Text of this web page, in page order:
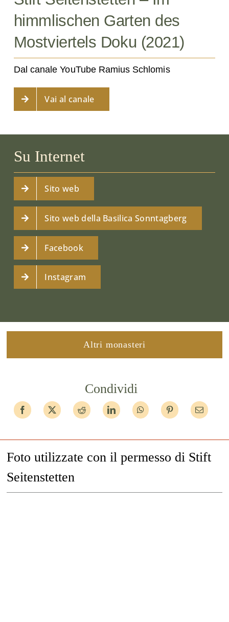
himmlischen Garten des
Mostviertels Doku (2021)
Dal canale YouTube Ramius Schlomis
Vai al canale
Su Internet
Sito web
Sito web della Basilica Sonntagberg
Facebook
Instagram
Altri monasteri
Condividi
Foto utilizzate con il permesso di Stift
Seitenstetten